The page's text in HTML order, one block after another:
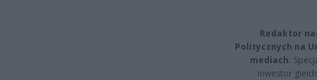
Redaktor
Politycznych na
mediach.
inwestor